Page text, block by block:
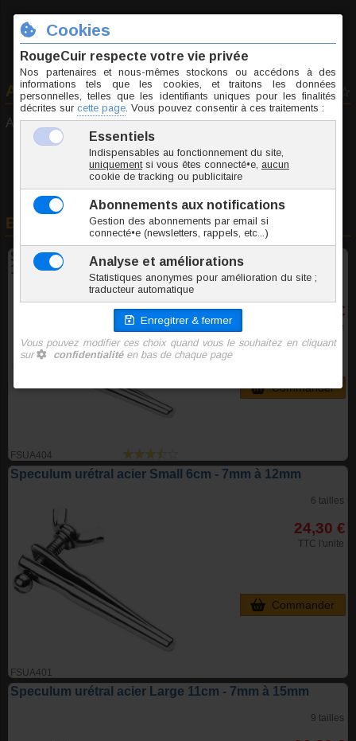
Avis consommateurs 0 vote
Aucun avis déposé pour cet article...
En rapport avec cet article
Speculum urétral acier Extra Large 11cm - 10mm à
16mm
FSUA404
24,85 €
TTC l'unite
Commander
Speculum urétral acier Small 6cm - 7mm à 12mm
FSUA401
6 tailles
24,30 €
TTC l'unite
Commander
Speculum urétral acier Large 11cm - 7mm à 15mm
9 tailles